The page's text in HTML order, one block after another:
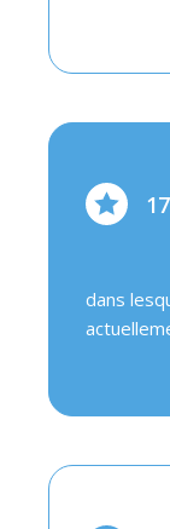
dans